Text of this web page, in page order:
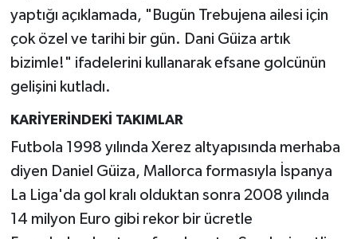
yaptığı açıklamada, "Bugün Trebujena ailesi için
çok özel ve tarihi bir gün. Dani Güiza artık
bizimle!" ifadelerini kullanarak efsane golcünün
gelişini kutladı.
KARİYERİNDEKİ TAKIMLAR
Futbola 1998 yılında Xerez altyapısında merhaba
diyen Daniel Güiza, Mallorca formasıyla İspanya
La Liga'da gol kralı olduktan sonra 2008 yılında
14 milyon Euro gibi rekor bir ücretle